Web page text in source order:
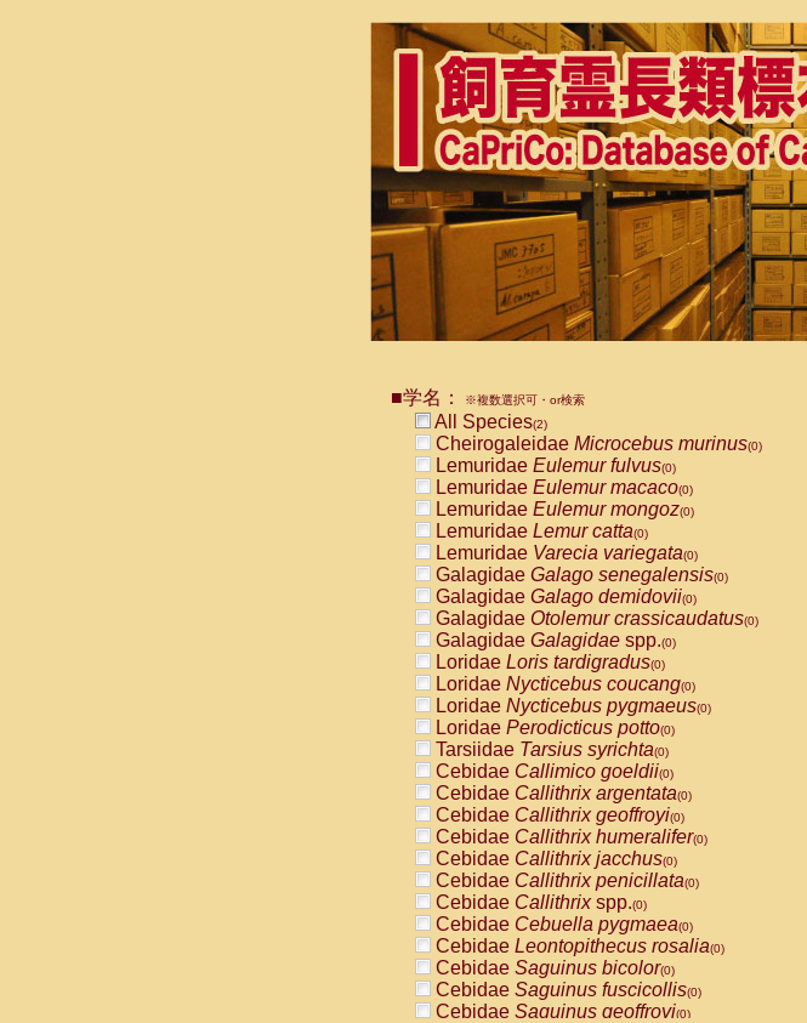
■学名： ※複数選択可・or検索
All Species(2)
Cheirogaleidae Microcebus murinus(0)
Lemuridae Eulemur fulvus(0)
Lemuridae Eulemur macaco(0)
Lemuridae Eulemur mongoz(0)
Lemuridae Lemur catta(0)
Lemuridae Varecia variegata(0)
Galagidae Galago senegalensis(0)
Galagidae Galago demidovii(0)
Galagidae Otolemur crassicaudatus(0)
Galagidae Galagidae spp.(0)
Loridae Loris tardigradus(0)
Loridae Nycticebus coucang(0)
Loridae Nycticebus pygmaeus(0)
Loridae Perodicticus potto(0)
Tarsiidae Tarsius syrichta(0)
Cebidae Callimico goeldii(0)
Cebidae Callithrix argentata(0)
Cebidae Callithrix geoffroyi(0)
Cebidae Callithrix humeralifer(0)
Cebidae Callithrix jacchus(0)
Cebidae Callithrix penicillata(0)
Cebidae Callithrixspp.(0)
Cebidae Cebuella pygmaea(0)
Cebidae Leontopithecus rosalia(0)
Cebidae Saguinus bicolor(0)
Cebidae Saguinus fuscicollis(0)
Cebidae Saguinus geoffroyi(0)